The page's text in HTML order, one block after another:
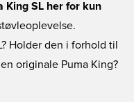
King SL her for kun
Holder den i forhold til
originale Puma King?